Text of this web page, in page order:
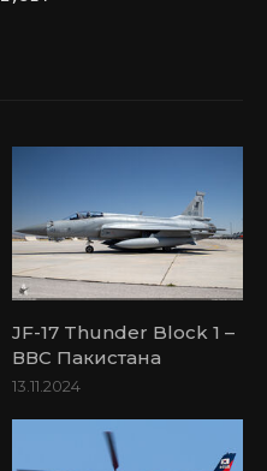
JF-17 Thunder Block 1 –
ВВС Пакистана
13.11.2024